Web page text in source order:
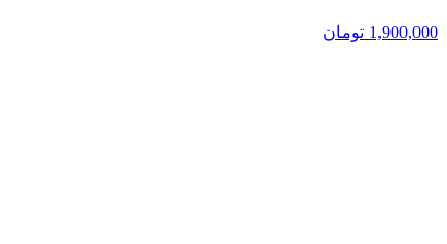
1,900,000 تومان